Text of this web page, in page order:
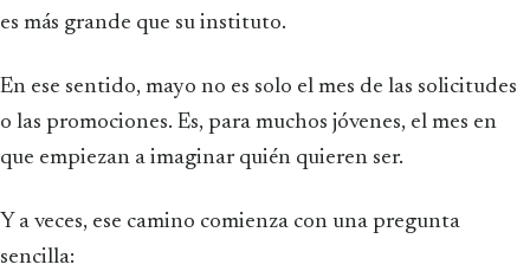
es más grande que su instituto.
En ese sentido, mayo no es solo el mes de las solicitudes
o las promociones. Es, para muchos jóvenes, el mes en
que empiezan a imaginar quién quieren ser.
Y a veces, ese camino comienza con una pregunta
sencilla: